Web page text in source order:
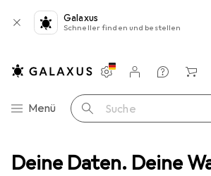
Deine Daten. Deine
Galaxus
Schneller finden und bestellen
Navigation nach Kategorien
Menü Suche
Einstellungen
Kundenkonto
Vergleichslisten
Merklisten
Warenkorb
Amewi Rear car shell bracket (R+L)